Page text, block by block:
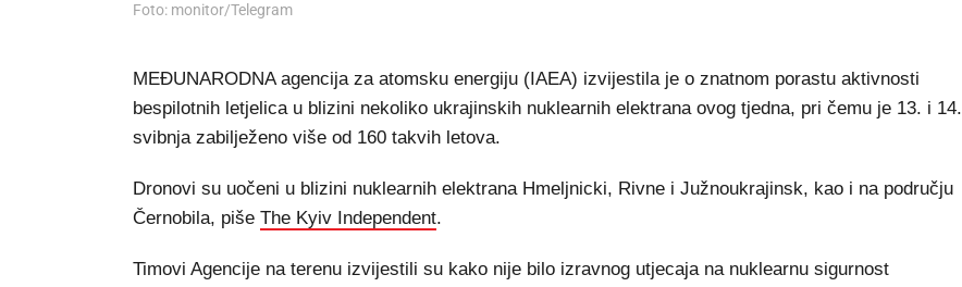
Foto: monitor/Telegram
MEĐUNARODNA agencija za atomsku energiju (IAEA) izvijestila je o znatnom porastu aktivnosti
bespilotnih letjelica u blizini nekoliko ukrajinskih nuklearnih elektrana ovog tjedna, pri čemu je 13. i 14.
svibnja zabilježeno više od 160 takvih letova.
Dronovi su uočeni u blizini nuklearnih elektrana Hmeljnicki, Rivne i Južnoukrajinsk, kao i na području
Černobila, piše The Kyiv Independent.
Timovi Agencije na terenu izvijestili su kako nije bilo izravnog utjecaja na nuklearnu sigurnost